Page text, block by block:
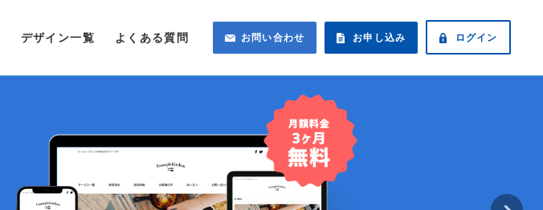
デザイン一覧 よくある質問 お問い合わせ お申し込み ログイン